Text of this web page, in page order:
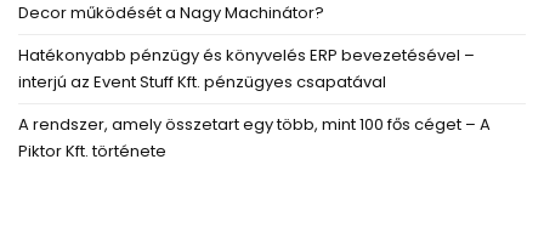
Decor működését a Nagy Machinátor?
Hatékonyabb pénzügy és könyvelés ERP bevezetésével –
interjú az Event Stuff Kft. pénzügyes csapatával
A rendszer, amely összetart egy több, mint 100 fős céget – A
Piktor Kft. története